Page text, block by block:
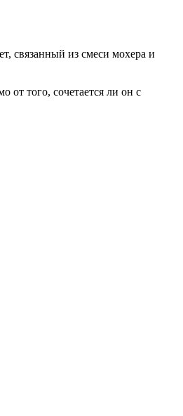
связанный из смеси мохера и
того, сочетается ли он с